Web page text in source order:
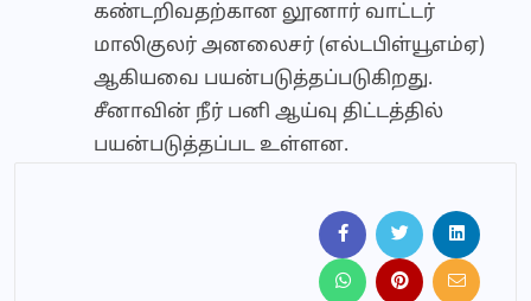
கண்டறிவதற்கான லூனார் வாட்டர்
மாலிகுலர் அனலைசர் (எல்டபிள்யூஎம்ஏ)
ஆகியவை பயன்படுத்தப்படுகிறது.
சீனாவின் நீர் பனி ஆய்வு திட்டத்தில்
பயன்படுத்தப்பட உள்ளன.